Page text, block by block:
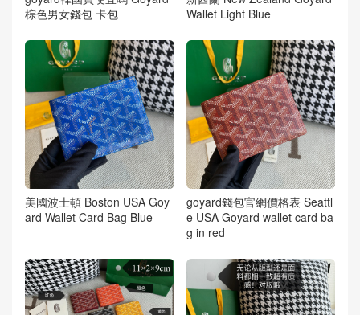
棕色男女錢包 卡包
Wallet Light Blue
美國波士頓 Boston USA Goy
ard Wallet Card Bag Blue
goyard錢包官網價格表 Seattl
e USA Goyard wallet card ba
g in red